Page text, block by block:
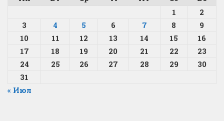
1
2
3
4 5 6 7 8
9
10
11 12 13 14 15
16
17
18 19 20 21 22
23
24
25 26 27 28 29
30
31
« Июл